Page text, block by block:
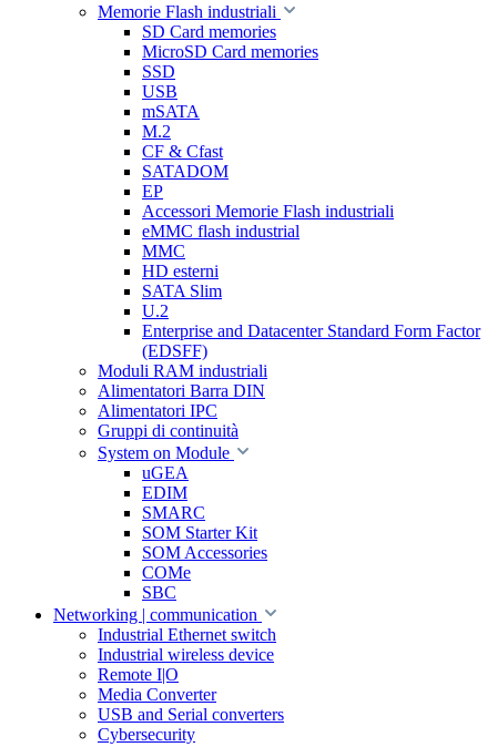
Memorie Flash industriali
SD Card memories
MicroSD Card memories
SSD
USB
mSATA
M.2
CF & Cfast
SATADOM
EP
Accessori Memorie Flash industriali
eMMC flash industrial
MMC
HD esterni
SATA Slim
U.2
Enterprise and Datacenter Standard Form Factor
(EDSFF)
Moduli RAM industriali
Alimentatori Barra DIN
Alimentatori IPC
Gruppi di continuità
System on Module
uGEA
EDIM
SMARC
SOM Starter Kit
SOM Accessories
COMe
SBC
Networking | communication
Industrial Ethernet switch
Industrial wireless device
Remote I|O
Media Converter
USB and Serial converters
Cybersecurity